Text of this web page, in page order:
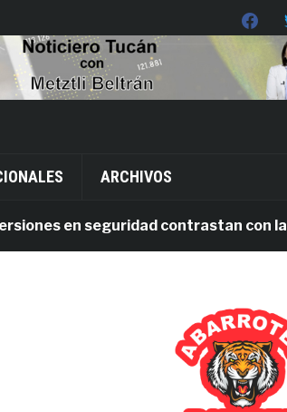
ARCHIVOS
en seguridad contrastan con la